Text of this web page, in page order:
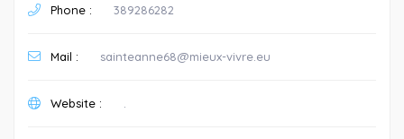
Phone : 389286282
Mail : sainteanne68@mieux-vivre.eu
Website :